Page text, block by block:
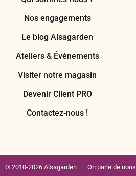
Nos engagements
Le blog Alsagarden
Ateliers & Évènements
Visiter notre magasin
Devenir Client PRO
Contactez-nous !
© 2010-2026 Alsagarden | On parle de nous